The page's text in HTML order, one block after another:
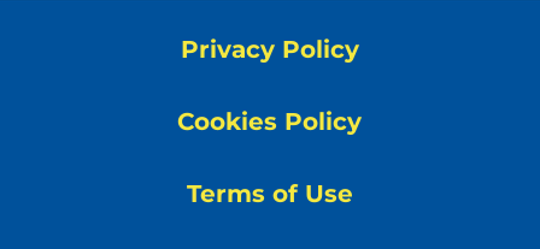
Privacy Policy
Cookies Policy
Terms of Use